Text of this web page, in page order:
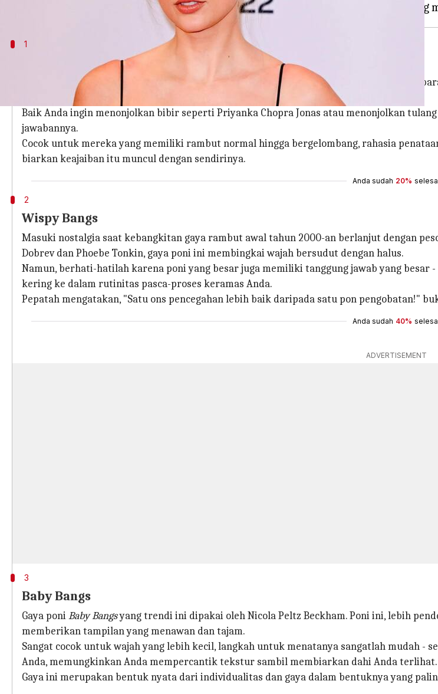
1
Curtain Bangs
Mari kita mulai revolusi poni dengan gaya Curtain Bang
s yang serbaguna. Ini bukan
beradaptasi dengan fitur wajah Anda dengan kemahiran.
Baik Anda ingin menonjolkan bibir seperti Priyanka Chopra Jonas atau menonjolkan
jawabannya.
Cocok untuk mereka yang memiliki rambut normal hingga bergelombang, rahasia
biarkan keajaiban itu muncul dengan sendirinya.
Anda sudah 20%
2
Wispy Bangs
Masuki nostalgia saat kebangkitan gaya rambut awal tahun 2000-an berlanjut dengan
Dobrev dan Phoebe Tonkin, gaya poni ini membingkai wajah bersudut dengan halus.
Namun, berhati-hatilah karena poni yang besar juga memiliki tanggung jawab yang
kering ke dalam rutinitas pasca-proses keramas Anda.
Pepatah mengatakan, "Satu ons pencegahan lebih baik daripada satu pon pengobatan!"
Anda sudah 40%
ADVERTISEMENT
3
Baby Bangs
Gaya poniBaby Bangsyang trendi ini dipakai oleh Nicola Peltz Beckham. Poni ini, lebih
memberikan tampilan yang menawan dan tajam.
Sangat cocok untuk wajah yang lebih kecil, langkah untuk menatanya sangatlah mudah -
Anda, memungkinkan Anda mempercantik tekstur sambil membiarkan dahi Anda terlihat.
Gaya ini merupakan bentuk nyata dari individualitas dan gaya dalam bentuknya yang